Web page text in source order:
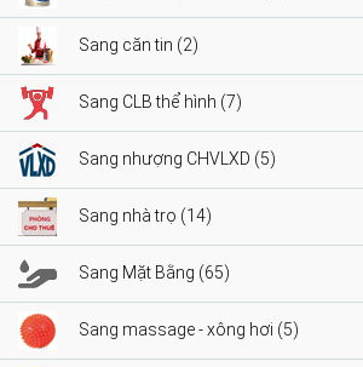
Sang căn tin (2)
Sang CLB thể hình (7)
Sang nhượng CHVLXD (5)
Sang nhà trọ (14)
Sang Mặt Bằng (65)
Sang massage - xông hơi (5)